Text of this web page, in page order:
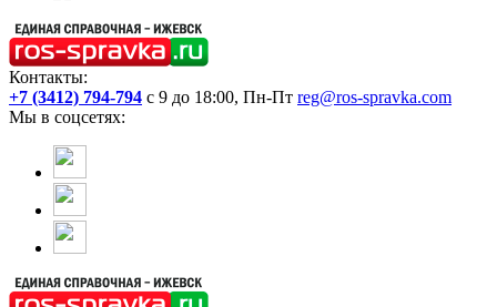
Контакты:
+7 (3412) 794-794 с 9 до 18:00, Пн-Пт reg@ros-spravka.com
Мы в соцсетях: